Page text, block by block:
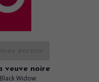
veuve noire
Widow